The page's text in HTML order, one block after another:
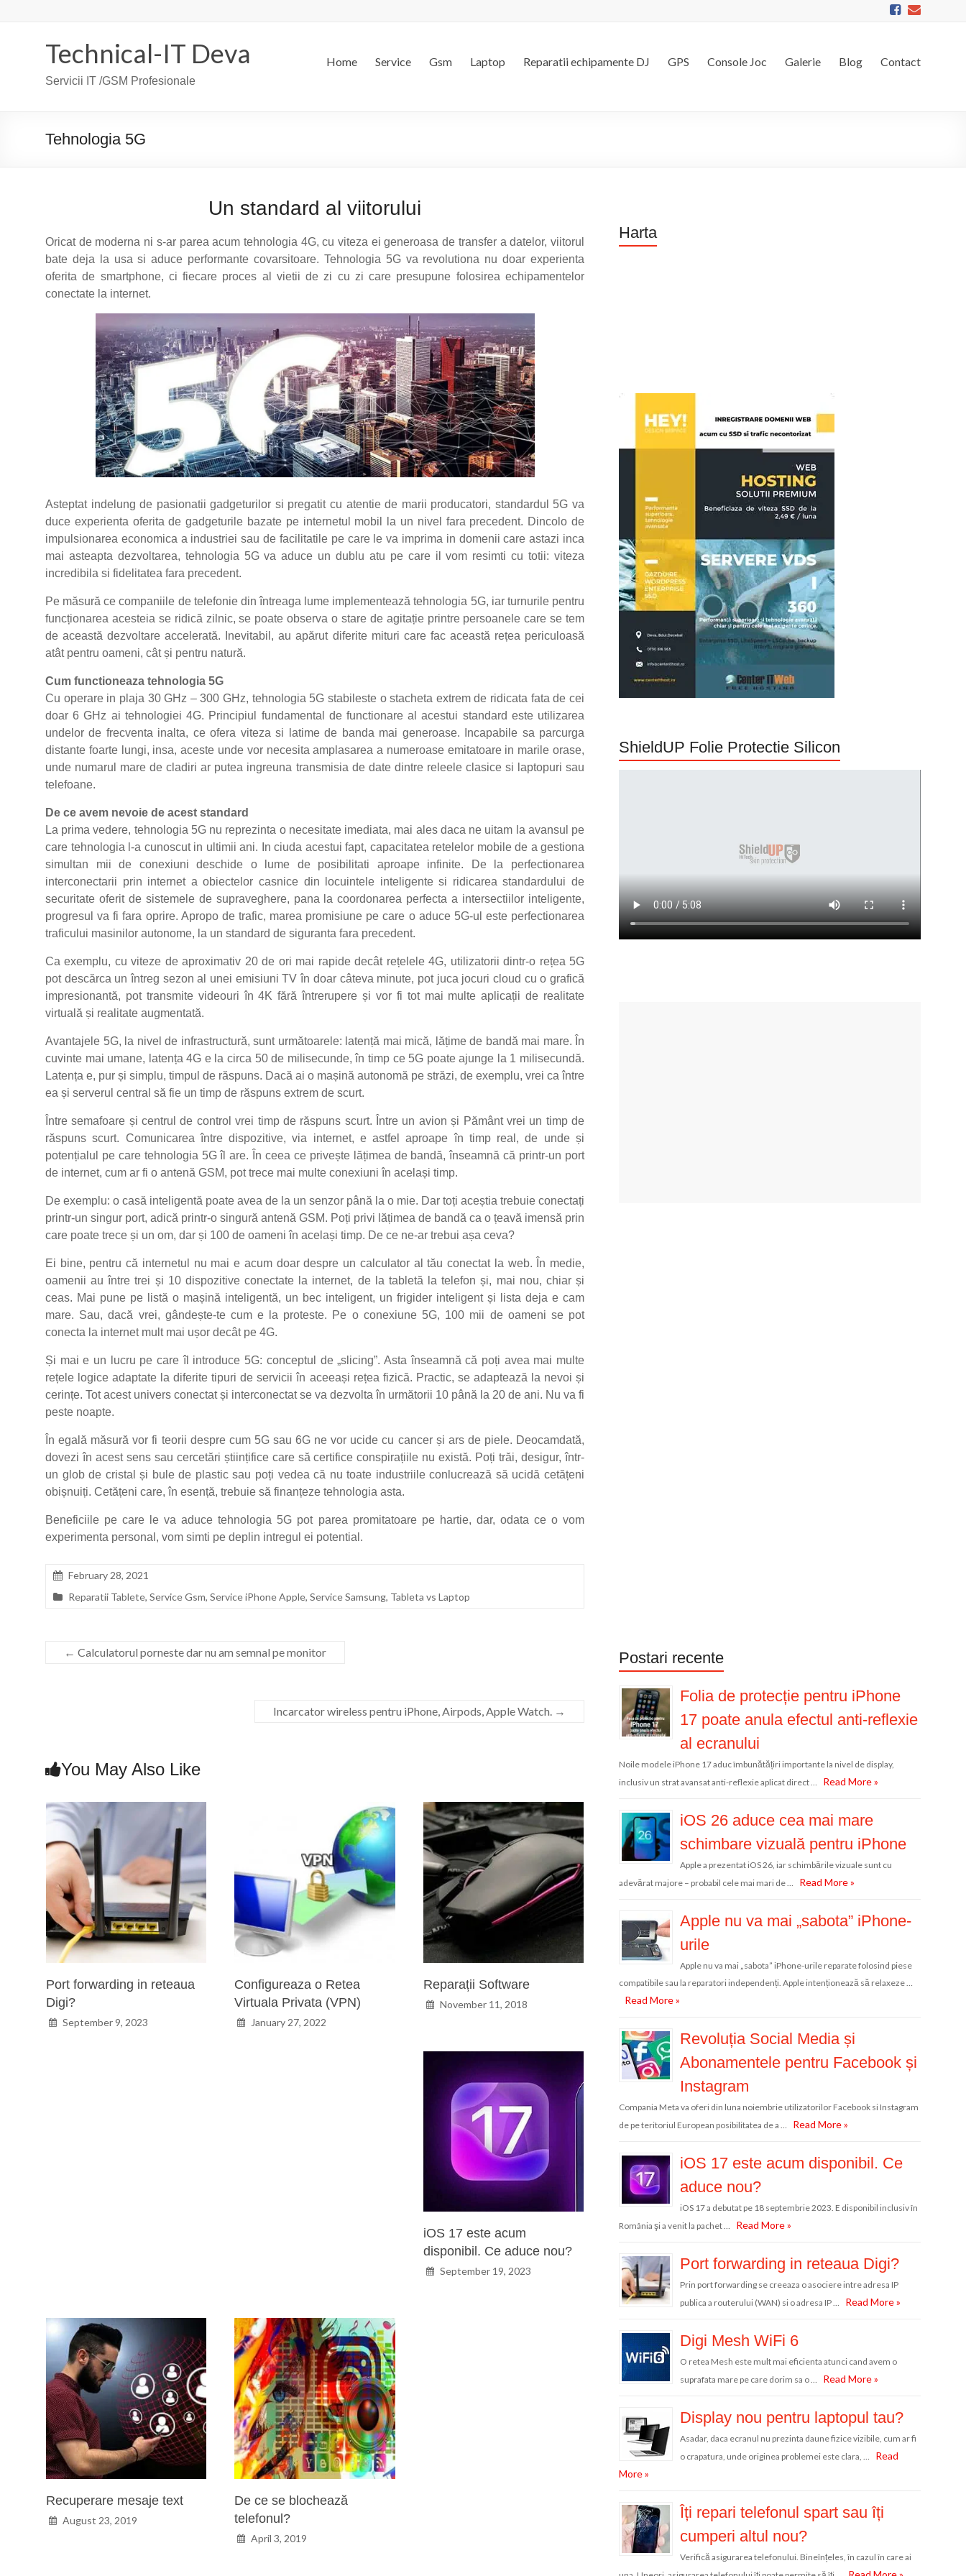
Technical-IT Deva
Servicii IT /GSM Profesionale
Home Service Gsm Laptop Reparatii echipamente DJ GPS Console Joc Galerie Blog Contact
Tehnologia 5G
Un standard al viitorului
Oricat de moderna ni s-ar parea acum tehnologia 4G, cu viteza ei generoasa de transfer a datelor, viitorul
bate deja la usa si aduce performante covarsitoare. Tehnologia 5G va revolutiona nu doar experienta
oferita de smartphone, ci fiecare proces al vietii de zi cu zi care presupune folosirea echipamentelor
conectate la internet.
Asteptat indelung de pasionatii gadgeturilor si pregatit cu atentie de marii producatori, standardul 5G va
duce experienta oferita de gadgeturile bazate pe internetul mobil la un nivel fara precedent. Dincolo de
impulsionarea economica a industriei sau de facilitatile pe care le va imprima in domenii care astazi inca
mai asteapta dezvoltarea, tehnologia 5G va aduce un dublu atu pe care il vom resimti cu totii: viteza
incredibila si fidelitatea fara precedent.
Pe măsură ce companiile de telefonie din întreaga lume implementează tehnologia 5G, iar turnurile pentru
funcționarea acesteia se ridică zilnic, se poate observa o stare de agitație printre persoanele care se tem
de această dezvoltare accelerată. Inevitabil, au apărut diferite mituri care fac această rețea periculoasă
atât pentru oameni, cât și pentru natură.
Cum functioneaza tehnologia 5G
Cu operare in plaja 30 GHz – 300 GHz, tehnologia 5G stabileste o stacheta extrem de ridicata fata de cei
doar 6 GHz ai tehnologiei 4G. Principiul fundamental de functionare al acestui standard este utilizarea
undelor de frecventa inalta, ce ofera viteza si latime de banda mai generoase. Incapabile sa parcurga
distante foarte lungi, insa, aceste unde vor necesita amplasarea a numeroase emitatoare in marile orase,
unde numarul mare de cladiri ar putea ingreuna transmisia de date dintre releele clasice si laptopuri sau
telefoane.
De ce avem nevoie de acest standard
La prima vedere, tehnologia 5G nu reprezinta o necesitate imediata, mai ales daca ne uitam la avansul pe
care tehnologia l-a cunoscut in ultimii ani. In ciuda acestui fapt, capacitatea retelelor mobile de a gestiona
simultan mii de conexiuni deschide o lume de posibilitati aproape infinite. De la perfectionarea
interconectarii prin internet a obiectelor casnice din locuintele inteligente si ridicarea standardului de
securitate oferit de sistemele de supraveghere, pana la coordonarea perfecta a intersectiilor inteligente,
progresul va fi fara oprire. Apropo de trafic, marea promisiune pe care o aduce 5G-ul este perfectionarea
traficului masinilor autonome, la un standard de siguranta fara precedent.
Ca exemplu, cu viteze de aproximativ 20 de ori mai rapide decât rețelele 4G, utilizatorii dintr-o rețea 5G
pot descărca un întreg sezon al unei emisiuni TV în doar câteva minute, pot juca jocuri cloud cu o grafică
impresionantă, pot transmite videouri în 4K fără întrerupere și vor fi tot mai multe aplicații de realitate
virtuală și realitate augmentată.
Avantajele 5G, la nivel de infrastructură, sunt următoarele: latență mai mică, lățime de bandă mai mare. În
cuvinte mai umane, latența 4G e la circa 50 de milisecunde, în timp ce 5G poate ajunge la 1 milisecundă.
Latența e, pur și simplu, timpul de răspuns. Dacă ai o mașină autonomă pe străzi, de exemplu, vrei ca între
ea și serverul central să fie un timp de răspuns extrem de scurt.
Între semafoare și centrul de control vrei timp de răspuns scurt. Între un avion și Pământ vrei un timp de
răspuns scurt. Comunicarea între dispozitive, via internet, e astfel aproape în timp real, de unde și
potențialul pe care tehnologia 5G îl are. În ceea ce privește lățimea de bandă, înseamnă că printr-un port
de internet, cum ar fi o antenă GSM, pot trece mai multe conexiuni în același timp.
De exemplu: o casă inteligentă poate avea de la un senzor până la o mie. Dar toți aceștia trebuie conectați
printr-un singur port, adică printr-o singură antenă GSM. Poți privi lățimea de bandă ca o țeavă imensă prin
care poate trece și un om, dar și 100 de oameni în același timp. De ce ne-ar trebui așa ceva?
Ei bine, pentru că internetul nu mai e acum doar despre un calculator al tău conectat la web. În medie,
oamenii au între trei și 10 dispozitive conectate la internet, de la tabletă la telefon și, mai nou, chiar și
ceas. Mai pune pe listă o mașină inteligentă, un bec inteligent, un frigider inteligent și lista deja e cam
mare. Sau, dacă vrei, gândește-te cum e la proteste. Pe o conexiune 5G, 100 mii de oameni se pot
conecta la internet mult mai ușor decât pe 4G.
Și mai e un lucru pe care îl introduce 5G: conceptul de „slicing”. Asta înseamnă că poți avea mai multe
rețele logice adaptate la diferite tipuri de servicii în aceeași rețea fizică. Practic, se adaptează la nevoi și
cerințe. Tot acest univers conectat și interconectat se va dezvolta în următorii 10 până la 20 de ani. Nu va fi
peste noapte.
În egală măsură vor fi teorii despre cum 5G sau 6G ne vor ucide cu cancer și ars de piele. Deocamdată,
dovezi în acest sens sau cercetări științifice care să certifice conspirațiile nu există. Poți trăi, desigur, într-
un glob de cristal și bule de plastic sau poți vedea că nu toate industriile conlucrează să ucidă cetățeni
obișnuiți. Cetățeni care, în esență, trebuie să finanțeze tehnologia asta.
Beneficiile pe care le va aduce tehnologia 5G pot parea promitatoare pe hartie, dar, odata ce o vom
experimenta personal, vom simti pe deplin intregul ei potential.
February 28, 2021
Reparatii Tablete, Service Gsm, Service iPhone Apple, Service Samsung, Tableta vs Laptop
← Calculatorul porneste dar nu am semnal pe monitor
Incarcator wireless pentru iPhone, Airpods, Apple Watch. →
You May Also Like
Port forwarding in reteaua
Digi?
September 9, 2023
Configureaza o Retea
Virtuala Privata (VPN)
January 27, 2022
Reparații Software
November 11, 2018
iOS 17 este acum
disponibil. Ce aduce nou?
September 19, 2023
Recuperare mesaje text
August 23, 2019
De ce se blochează
telefonul?
April 3, 2019
Harta
ShieldUP Folie Protectie Silicon
Postari recente
Folia de protecție pentru iPhone
17 poate anula efectul anti-reflexie
al ecranului
Noile modele iPhone 17 aduc îmbunătățiri importante la nivel de display,
inclusiv un strat avansat anti-reflexie aplicat direct …
Read More »
iOS 26 aduce cea mai mare
schimbare vizuală pentru iPhone
Apple a prezentat iOS 26, iar schimbările vizuale sunt cu
adevărat majore – probabil cele mai mari de …
Read More »
Apple nu va mai „sabota” iPhone-
urile
Apple nu va mai „sabota” iPhone-urile reparate folosind piese
compatibile sau la reparatori independenți. Apple intenționează să relaxeze …
Read More »
Revoluția Social Media și
Abonamentele pentru Facebook și
Instagram
Compania Meta va oferi din luna noiembrie utilizatorilor Facebook si Instagram
de pe teritoriul European posibilitatea de a …
Read More »
iOS 17 este acum disponibil. Ce
aduce nou?
iOS 17 a debutat pe 18 septembrie 2023. E disponibil inclusiv în
România şi a venit la pachet …
Read More »
Port forwarding in reteaua Digi?
Prin port forwarding se creeaza o asociere intre adresa IP
publica a routerului (WAN) si o adresa IP …
Read More »
Digi Mesh WiFi 6
O retea Mesh este mult mai eficienta atunci cand avem o
suprafata mare pe care dorim sa o …
Read More »
Display nou pentru laptopul tau?
Asadar, daca ecranul nu prezinta daune fizice vizibile, cum ar fi
o crapatura, unde originea problemei este clara, …
Read
More »
Îți repari telefonul spart sau îți
cumperi altul nou?
Verifică asigurarea telefonului. Bineînțeles, în cazul în care ai